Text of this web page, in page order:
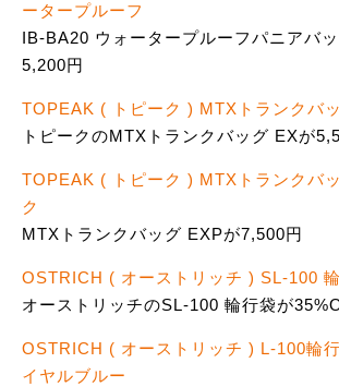
ータープルーフ
IB-BA20 ウォータープルーフパニアバ
5,200円
TOPEAK ( トピーク ) MTXトランクバ
トピークのMTXトランクバッグ EXが
TOPEAK ( トピーク ) MTXトランクバ
ク
MTXトランクバッグ EXPが7,500円
OSTRICH ( オーストリッチ ) SL-100
オーストリッチのSL-100 輪行袋が
OSTRICH ( オーストリッチ ) L-100輪
イヤルブルー